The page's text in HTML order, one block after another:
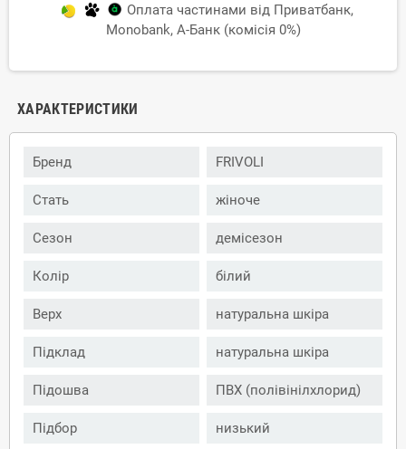
Оплата частинами від Приватбанк,
Monobank, А-Банк (комісія 0%)
ХАРАКТЕРИСТИКИ
Бренд FRIVOLI
Стать жіноче
Сезон демісезон
Колір білий
Верх натуральна шкіра
Підклад натуральна шкіра
Підошва ПВХ (полівінілхлорид)
Підбор низький